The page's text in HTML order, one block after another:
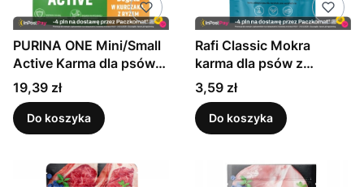
PURINA ONE Mini/Small
Active Karma dla psów
bogata w kurczaka z
ryżem 800 g
Cena
19,39 zł
Do koszyka
Rafi Classic Mokra
karma dla psów z
kurczakiem 400 g
Cena
3,59 zł
Do koszyka